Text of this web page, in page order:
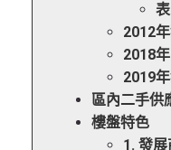
2012
2018
2019
區內二手供
樓盤特色
1. 發